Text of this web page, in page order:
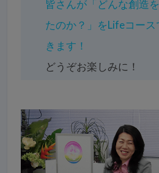
皆さんが「どんな創造
たのか？」をLifeコー
きます！
どうぞお楽しみに！